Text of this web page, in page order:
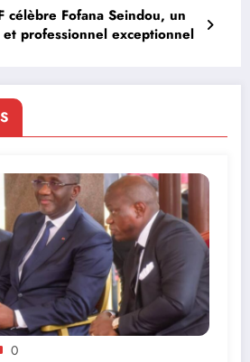
célèbre Fofana Seindou, un
professionnel exceptionnel
0